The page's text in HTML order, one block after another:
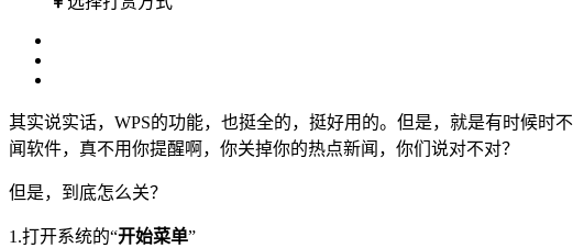
其实说实话，WPS的功能，也挺全的，挺好用的。但是，就是有时候时
闻软件，真不用你提醒啊，你关掉你的热点新闻，你们说对不对？
但是，到底怎么关？
1.打开系统的“开始菜单”